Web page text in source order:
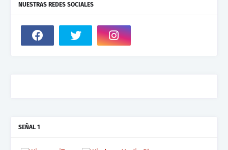
NUESTRAS REDES SOCIALES
SEÑAL 1